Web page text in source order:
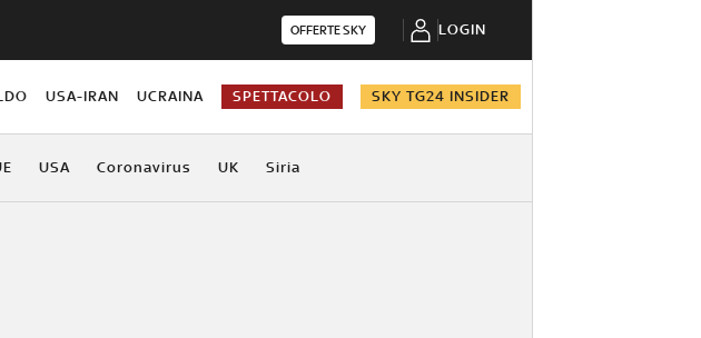
OFFERTE SKY LOGIN
USA-IRAN UCRAINA SPETTACOLO SKY TG24 INSIDER
USA Coronavirus UK Siria